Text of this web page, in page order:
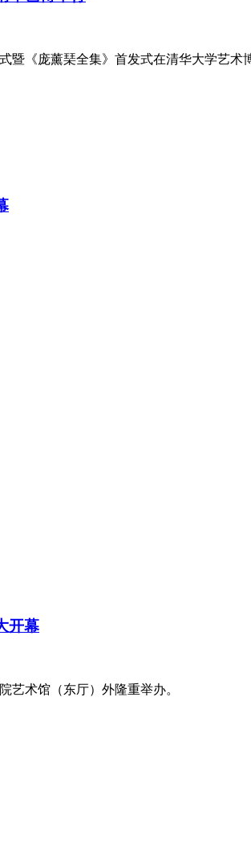
暨《庞薰琹全集》首发式在清华大学艺术
开幕
艺术馆（东厅）外隆重举办。